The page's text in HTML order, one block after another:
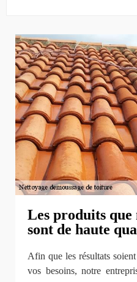
Les produits que
sont de haute
Afin que les résultats
vos besoins, notre